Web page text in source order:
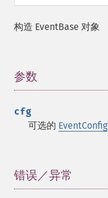
构造 EventBase 对象
参数
cfg
可选的 EventConfig
错误／异常